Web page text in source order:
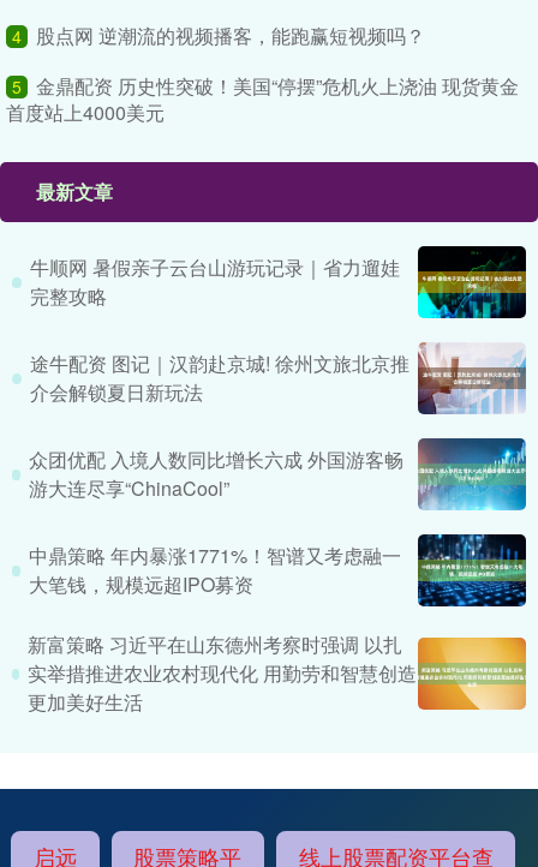
4 股点网 逆潮流的视频播客，能跑赢短视频吗？
5 金鼎配资 历史性突破！美国“停摆”危机火上浇油 现货黄金
首度站上4000美元
最新文章
牛顺网 暑假亲子云台山游玩记录｜省力遛娃
完整攻略
途牛配资 图记｜汉韵赴京城! 徐州文旅北京推
介会解锁夏日新玩法
众团优配 入境人数同比增长六成 外国游客畅
游大连尽享“ChinaCool”
中鼎策略 年内暴涨1771%！智谱又考虑融一
大笔钱，规模远超IPO募资
新富策略 习近平在山东德州考察时强调 以扎
实举措推进农业农村现代化 用勤劳和智慧创造
更加美好生活
启远 股票策略平 线上股票配资平台查